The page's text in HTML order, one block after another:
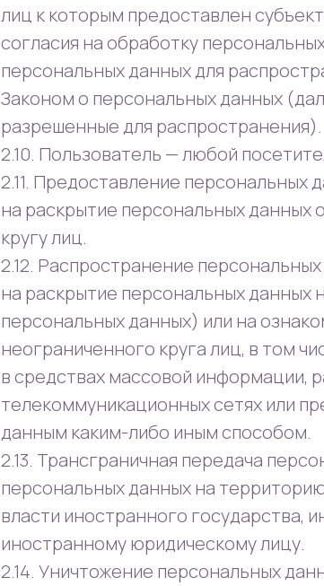
лиц к которым предоставлен
согласия на обработку
персональных данных для
Законом о персональных данных
разрешенные для распространения).
2.10. Пользователь — любой
2.11. Предоставление персональных
на раскрытие персональных
кругу лиц.
2.12. Распространение
на раскрытие персональных данных
персональных данных) или на
неограниченного круга лиц, в том
в средствах массовой
телекоммуникационных сетях или
данным каким-либо иным способом.
2.13. Трансграничная передача
персональных данных на
власти иностранного государства,
иностранному юридическому лицу.
2.14. Уничтожение персональных